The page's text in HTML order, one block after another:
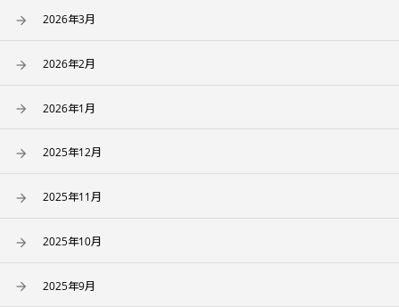
2026年3月
2026年2月
2026年1月
2025年12月
2025年11月
2025年10月
2025年9月